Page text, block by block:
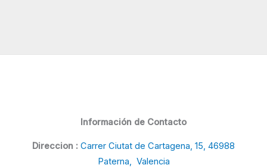
Información de Contacto
Direccion : Carrer Ciutat de Cartagena, 15, 46988
Paterna, Valencia